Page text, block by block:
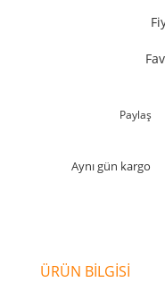
Paylaş
Aynı gün kargo
ÜRÜN BİLGİSİ